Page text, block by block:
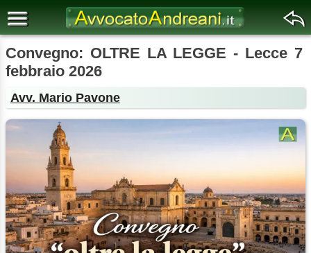
Convegno: OLTRE LA LEGGE - Lecce 7
febbraio 2026
Avv. Mario Pavone